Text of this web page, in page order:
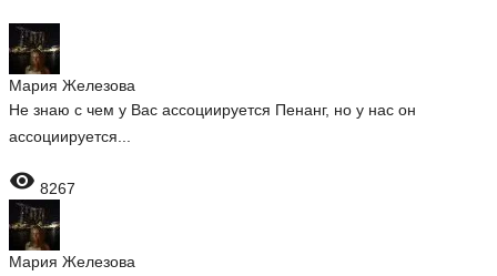
Мария Железова
Не знаю с чем у Вас ассоциируется Пенанг, но у нас он
ассоциируется...
 8267
Мария Железова